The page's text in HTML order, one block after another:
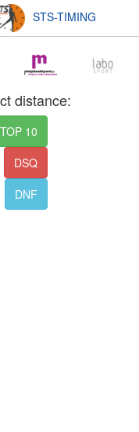
STS-TIMING
distance:
TOP 10
DSQ
DNF